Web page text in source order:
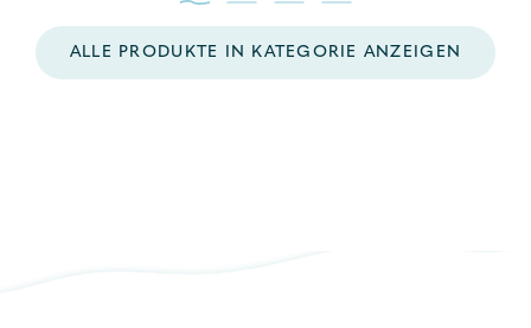
ALLE PRODUKTE IN KATEGORIE ANZEIGEN